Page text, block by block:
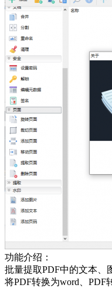
功能介绍：
批量提取PDF中的文本、
将PDF转换为word、PDF